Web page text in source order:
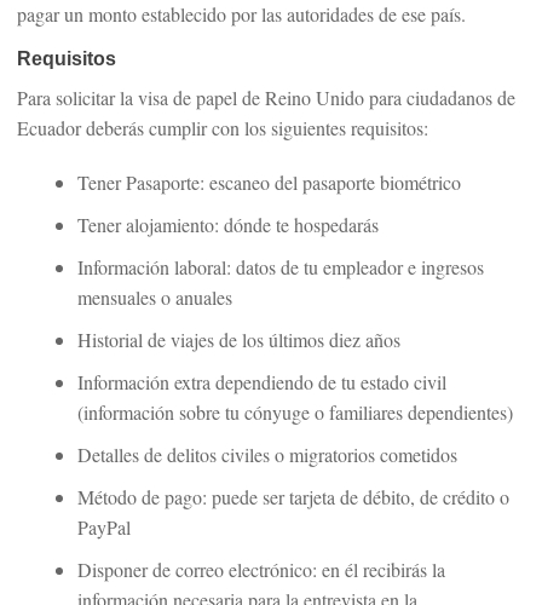
pagar un monto establecido por las autoridades de ese país.
Requisitos
Para solicitar la visa de papel de Reino Unido para ciudadanos de
Ecuador deberás cumplir con los siguientes requisitos:
Tener Pasaporte: escaneo del pasaporte biométrico
Tener alojamiento: dónde te hospedarás
Información laboral: datos de tu empleador e ingresos
mensuales o anuales
Historial de viajes de los últimos diez años
Información extra dependiendo de tu estado civil
(información sobre tu cónyuge o familiares dependientes)
Detalles de delitos civiles o migratorios cometidos
Método de pago: puede ser tarjeta de débito, de crédito o
PayPal
Disponer de correo electrónico: en él recibirás la
información necesaria para la entrevista en la